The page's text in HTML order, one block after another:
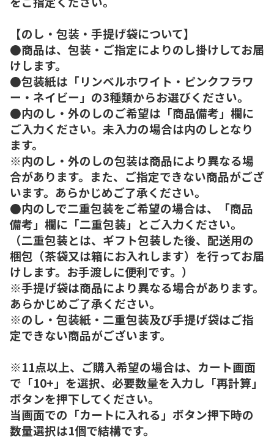
【のし・包装・手提げ袋について】
●商品は、包装・ご指定によりのし掛けしてお届
けします。
●包装紙は「リンベルホワイト・ピンクフラワ
ー・ネイビー」の3種類からお選びください。
●内のし・外のしのご希望は「商品備考」欄に
ご入力ください。未入力の場合は内のしとなり
ます。
※内のし・外のしの包装は商品により異なる場
合があります。また、ご指定できない商品がござ
います。あらかじめご了承ください。
●内のしで二重包装をご希望の場合は、「商品
備考」欄に「二重包装」とご入力ください。
（二重包装とは、ギフト包装した後、配送用の
梱包（茶袋又は箱にお入れします）を行ってお届
けします。お手渡しに便利です。）
※手提げ袋は商品により異なる場合があります。
あらかじめご了承ください。
※のし・包装紙・二重包装及び手提げ袋はご指
定できない商品がございます。
※11点以上、ご購入希望の場合は、カート画面
で「10+」を選択、必要数量を入力し「再計算」
ボタンを押下してください。
当画面での「カートに入れる」ボタン押下時の
数量選択は1個で結構です。